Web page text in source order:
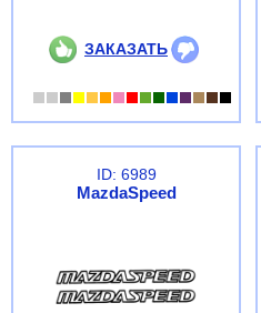
ЗАКАЗАТЬ
ID: 6989
MazdaSpeed